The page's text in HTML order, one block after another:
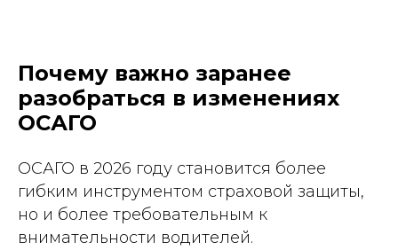
Почему важно заранее
разобраться в изменениях
ОСАГО
ОСАГО в 2026 году становится более
гибким инструментом страховой защиты,
но и более требовательным к
внимательности водителей.